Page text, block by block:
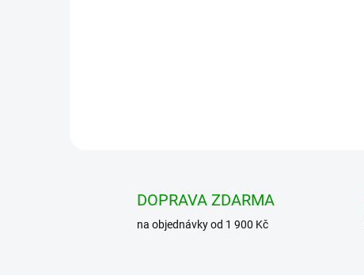
DOPRAVA ZDARMA
na objednávky od 1 900 Kč